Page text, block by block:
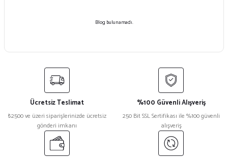
Blog bulunamadı.
Ücretsiz Teslimat
₺2500 ve üzeri siparişlerinizde ücretsiz
gönderi imkanı
%100 Güvenli Alışveriş
250 Bit SSL Sertifikası ile %100 güvenli
alışveriş